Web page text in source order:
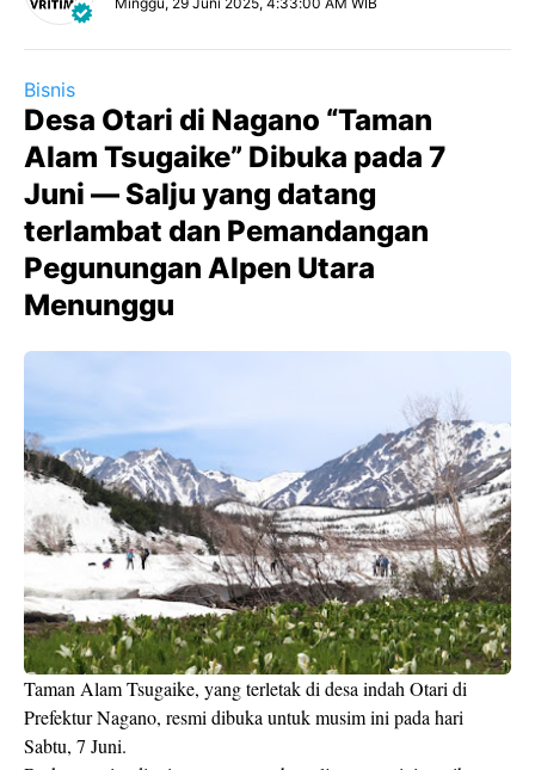
Bisnis
Desa Otari di Nagano “Taman
Alam Tsugaike” Dibuka pada 7
Juni — Salju yang datang
terlambat dan Pemandangan
Pegunungan Alpen Utara
Menunggu
Taman Alam Tsugaike, yang terletak di desa indah Otari di
Prefektur Nagano, resmi dibuka untuk musim ini pada hari
Sabtu, 7 Juni.